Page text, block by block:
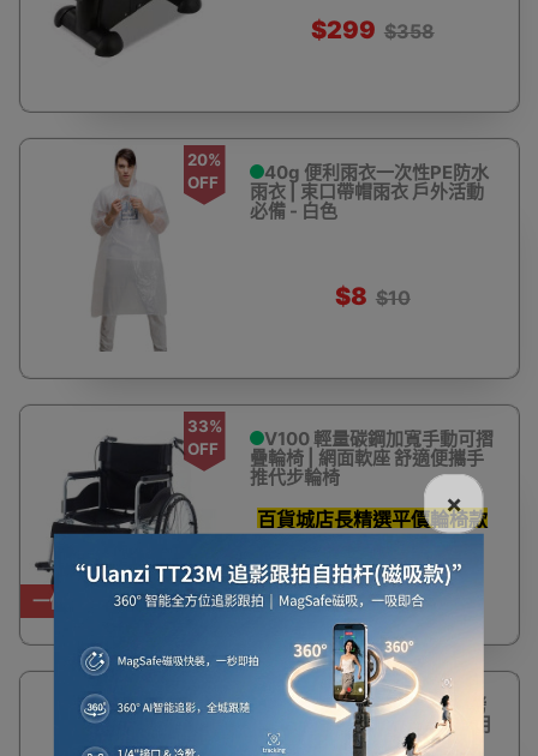
$299 $358
20%
OFF
40g 便利雨衣一次性PE防水
雨衣 | 束口帶帽雨衣 戶外活動
必備 - 白色
$8 $10
一件免運費
33%
OFF
V100 輕量碳鋼加寬手動可摺
疊輪椅 | 網面軟座 舒適便攜手
推代步輪椅
百貨城店長精選平價輪椅款
$780 $1,180
OFF
22寸圓鼓形不銹鋼BBQ燒烤
爐 | 戶外野餐 | 派對聚會 | 耐用
易潔
×